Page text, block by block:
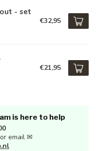
- set
€32,95
€21,95
is here to help
email ✉